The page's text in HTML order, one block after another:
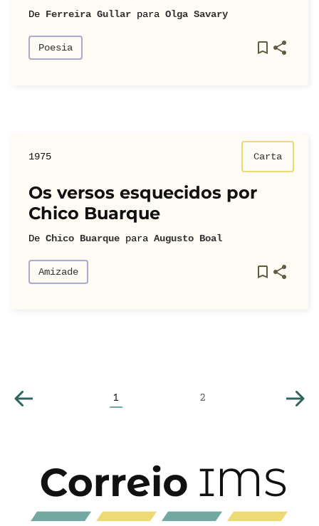
De Ferreira Gullar para Olga Savary
Poesia
1975 Carta
Os versos esquecidos por
Chico Buarque
De Chico Buarque para Augusto Boal
Amizade
1 2